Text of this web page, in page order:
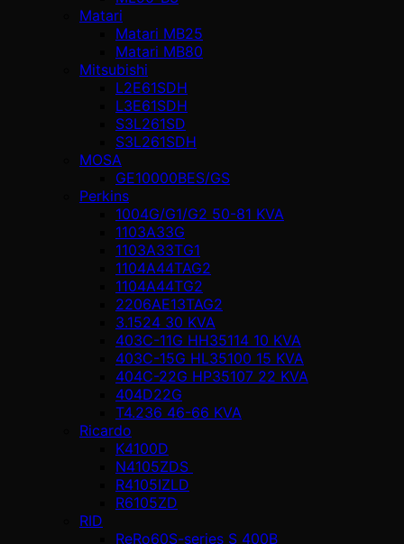
Matari
Matari MB25
Matari MB80
Mitsubishi
L2E61SDH
L3E61SDH
S3L261SD
S3L261SDH
MOSA
GE10000BES/GS
Perkins
1004G/G1/G2 50-81 KVA
1103A33G
1103A33TG1
1104A44TAG2
1104A44TG2
2206AE13TAG2
3.1524 30 KVA
403C-11G HH35114 10 KVA
403C-15G HL35100 15 KVA
404C-22G HP35107 22 KVA
404D22G
T4.236 46-66 KVA
Ricardo
K4100D
N4105ZDS
R4105IZLD
R6105ZD
RID
ReRo60S-series S 400В